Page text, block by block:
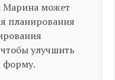
Марина может
планирования
улучшить
форму.